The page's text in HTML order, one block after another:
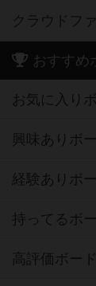
クラウドフ
おすすめ
お気に入り
興味ありボ
経験ありボ
持ってるボ
高評価ボー